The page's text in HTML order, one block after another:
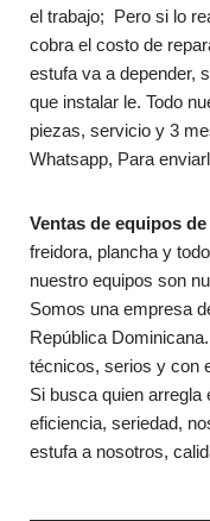
el trabajo; Pero si lo
cobra el costo de
estufa va a depender,
que instalar le. Todo
piezas, servicio y 3
Whatsapp, Para
Ventas de equipos
freidora, plancha y
nuestro equipos son
Somos una empresa
República
técnicos, serios y con
Si busca quien arregla
eficiencia, seriedad,
estufa a nosotros,